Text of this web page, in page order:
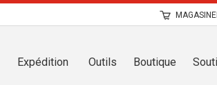
Expédition Outils Boutique